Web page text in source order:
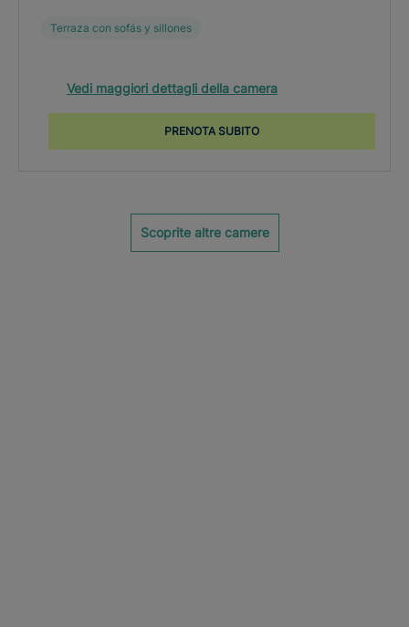
Terraza con sofás y sillones
Vedi maggiori dettagli della camera
PRENOTA SUBITO
Scoprite altre camere